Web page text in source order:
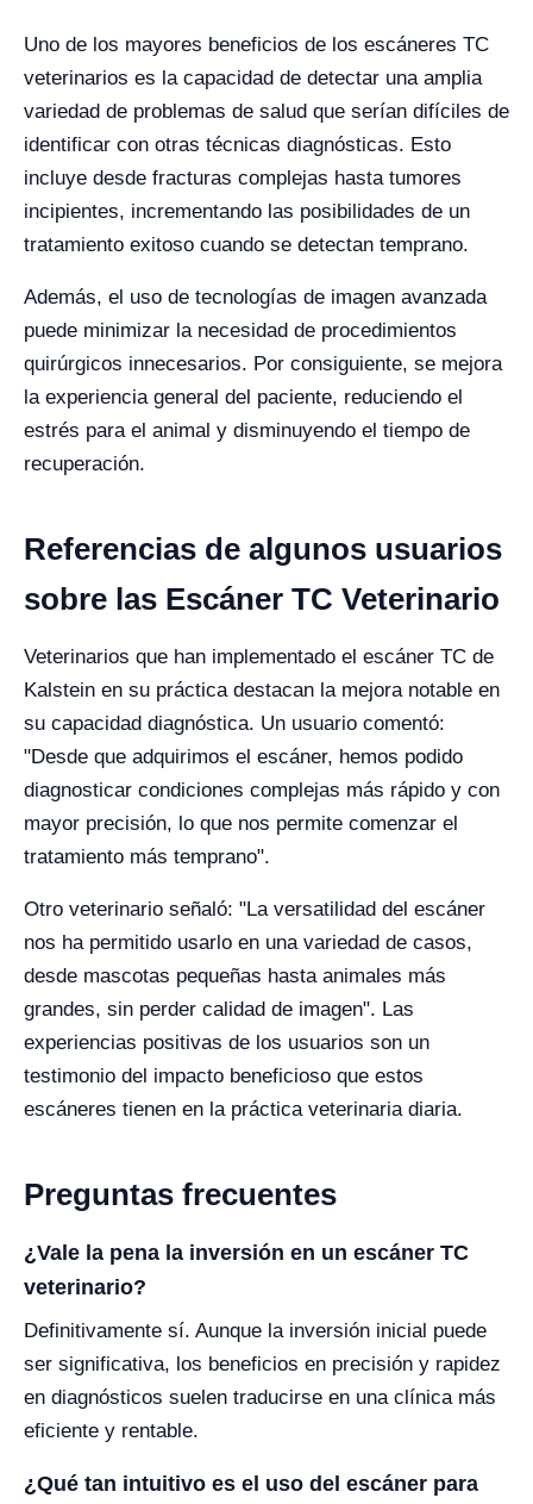
Uno de los mayores beneficios de los escáneres TC
veterinarios es la capacidad de detectar una amplia
variedad de problemas de salud que serían difíciles de
identificar con otras técnicas diagnósticas. Esto
incluye desde fracturas complejas hasta tumores
incipientes, incrementando las posibilidades de un
tratamiento exitoso cuando se detectan temprano.
Además, el uso de tecnologías de imagen avanzada
puede minimizar la necesidad de procedimientos
quirúrgicos innecesarios. Por consiguiente, se mejora
la experiencia general del paciente, reduciendo el
estrés para el animal y disminuyendo el tiempo de
recuperación.
Referencias de algunos usuarios
sobre las Escáner TC Veterinario
Veterinarios que han implementado el escáner TC de
Kalstein en su práctica destacan la mejora notable en
su capacidad diagnóstica. Un usuario comentó:
"Desde que adquirimos el escáner, hemos podido
diagnosticar condiciones complejas más rápido y con
mayor precisión, lo que nos permite comenzar el
tratamiento más temprano".
Otro veterinario señaló: "La versatilidad del escáner
nos ha permitido usarlo en una variedad de casos,
desde mascotas pequeñas hasta animales más
grandes, sin perder calidad de imagen". Las
experiencias positivas de los usuarios son un
testimonio del impacto beneficioso que estos
escáneres tienen en la práctica veterinaria diaria.
Preguntas frecuentes
¿Vale la pena la inversión en un escáner TC
veterinario?
Definitivamente sí. Aunque la inversión inicial puede
ser significativa, los beneficios en precisión y rapidez
en diagnósticos suelen traducirse en una clínica más
eficiente y rentable.
¿Qué tan intuitivo es el uso del escáner para